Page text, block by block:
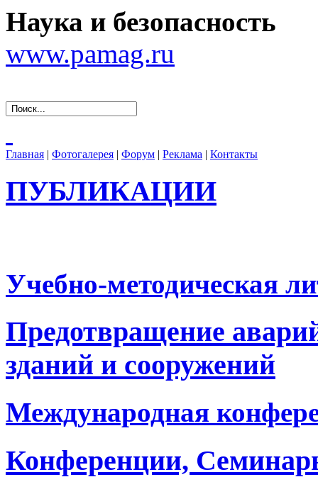
Наука и безопасность
www.pamag.ru
Главная | Фотогалерея | Форум | Реклама | Контакты
ПУБЛИКАЦИИ
Учебно-методическая
Предотвращение
зданий и сооружений
Международная
Конференции,